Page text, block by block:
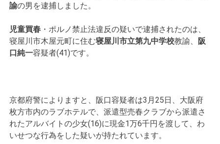
諭の男を逮捕しました。
児童買春 ・ポルノ禁止法違反の疑いで逮捕されたのは、
寝屋川市木屋元町に住む寝屋川市立第九中学校教諭、 阪
口純一容疑者(41)です。
京都府警によりますと、阪口容疑者は3月25日、大阪府
枚方市内のラブホテルで、派遣型売春クラブから派遣さ
れたアルバイトの少女(16)に現金1万6千円を渡して、わ
いせつな行為をした疑いが持たれています。